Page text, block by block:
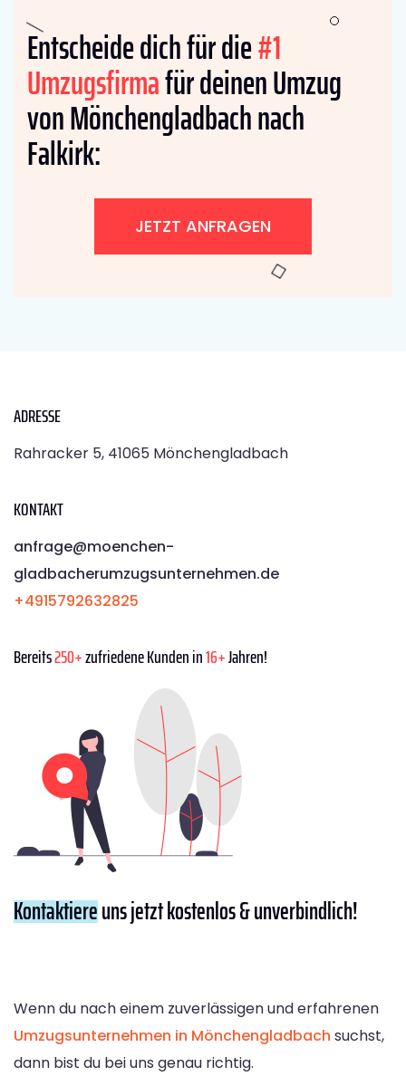
Entscheide dich für die#1
Umzugsfirmafür deinen Umzug
von Mönchengladbach nach
Falkirk:
JETZT ANFRAGEN
ADRESSE
Rahracker 5, 41065 Mönchengladbach
KONTAKT
anfrage@moenchen­
gladbacherumzugsunternehmen.de
+4915792632825
Bereits250+zufriedene Kunden in16+Jahren!
Kontaktiereuns jetzt kostenlos & unverbindlich!
Wenn du nach einem zuverlässigen und erfahrenen
Umzugsunternehmen in Mönchengladbach suchst,
dann bist du bei uns genau richtig.